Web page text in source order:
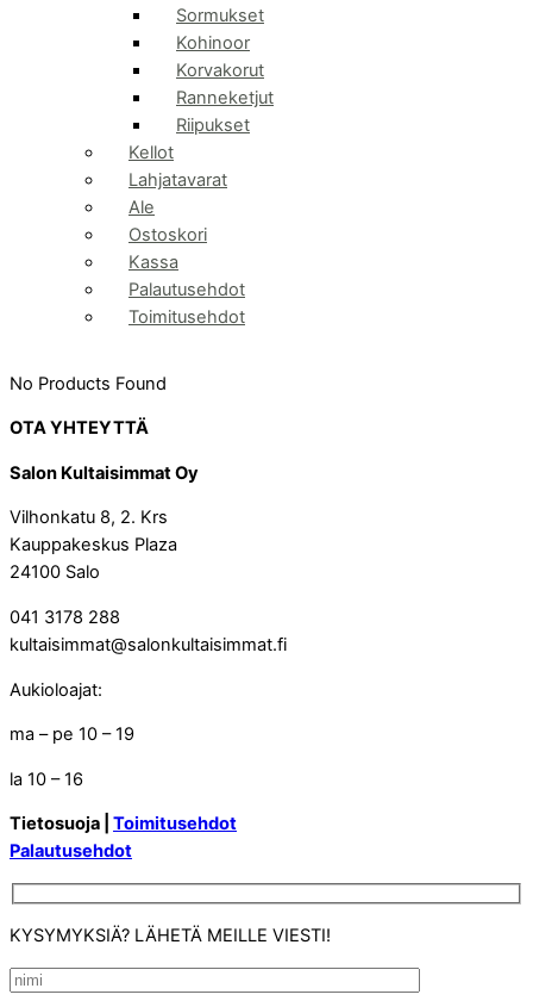
Sormukset
Kohinoor
Korvakorut
Ranneketjut
Riipukset
Kellot
Lahjatavarat
Ale
Ostoskori
Kassa
Palautusehdot
Toimitusehdot
No Products Found
OTA YHTEYTTÄ
Salon Kultaisimmat Oy
Vilhonkatu 8, 2. Krs
Kauppakeskus Plaza
24100 Salo
041 3178 288
kultaisimmat@salonkultaisimmat.fi
Aukioloajat:
ma – pe 10 – 19
la 10 – 16
Tietosuoja | Toimitusehdot
Palautusehdot
KYSYMYKSIÄ? LÄHETÄ MEILLE VIESTI!